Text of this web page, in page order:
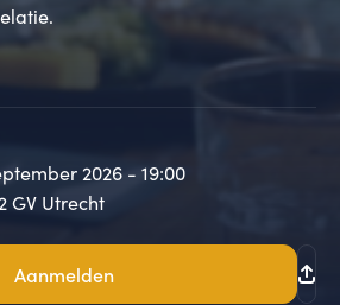
2026 - 19:00
GV Utrecht
Aanmelden